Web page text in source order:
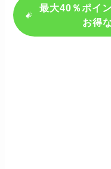
最大40％ポイ
お得